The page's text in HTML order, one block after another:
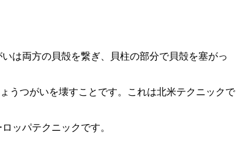
は両方の貝殻を繋ぎ、貝柱の部分で貝殻を塞がっ
うつがいを壊すことです。これは北米テクニックで
ッパテクニックです。